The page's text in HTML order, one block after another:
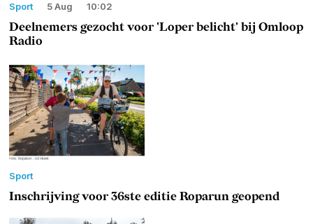
Sport 5 Aug 10:02
Deelnemers gezocht voor 'Loper belicht' bij Omloop
Radio
Sport
Inschrijving voor 36ste editie Roparun geopend